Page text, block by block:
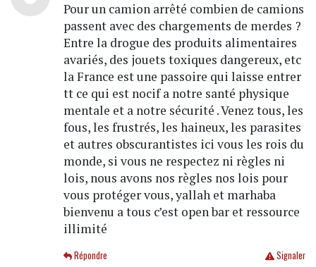
Pour un camion arrêté combien de camions
passent avec des chargements de merdes ?
Entre la drogue des produits alimentaires
avariés, des jouets toxiques dangereux, etc
la France est une passoire qui laisse entrer
tt ce qui est nocif a notre santé physique
mentale et a notre sécurité . Venez tous, les
fous, les frustrés, les haineux, les parasites
et autres obscurantistes ici vous les rois du
monde, si vous ne respectez ni règles ni
lois, nous avons nos règles nos lois pour
vous protéger vous, yallah et marhaba
bienvenu a tous c’est open bar et ressource
illimité
Signaler
Répondre